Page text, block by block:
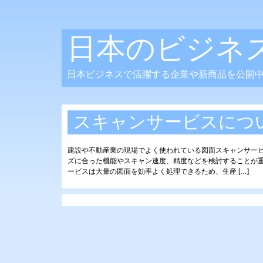
日本のビジネ
日本ビジネスで活躍する企業や新商品を公開
スキャンサービスにつ
建設や不動産業の現場でよく使われている図面スキャンサー
ズに合った機能やスキャン速度、精度などを検討することが
ービスは大量の図面を効率よく処理できるため、生産 […]